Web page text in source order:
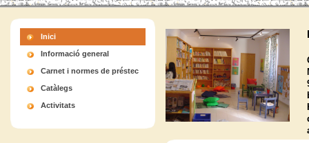
Inici
Informació general
Carnet i normes de préstec
Catàlegs
Activitats